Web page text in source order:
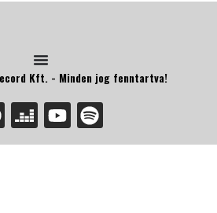
Kft. - Minden jog fenntartva!